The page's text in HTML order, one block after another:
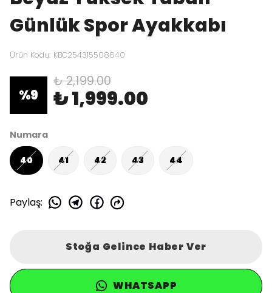
Günlük Spor Ayakkabı
Ürün Kodu: KBC254315508640
%9
₺ 2,199.00
₺ 1,999.00
Numara
40 41 42 43 44
Paylaş:
Stoğa Gelince Haber Ver
WHATSAPP